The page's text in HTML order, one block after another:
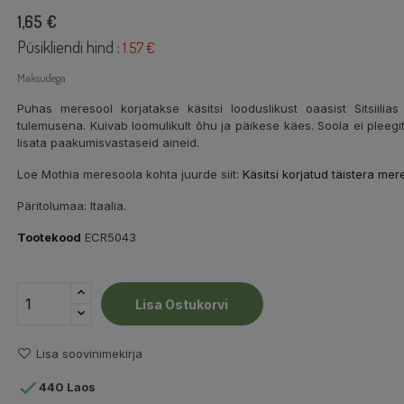
1,65 €
Püsikliendi hind : 1.57 €
Maksudega
Puhas meresool korjatakse käsitsi looduslikust oaasist
tulemusena. Kuivab loomulikult õhu ja päikese käes. Soola ei
lisata paakumisvastaseid aineid.
Loe Mothia meresoola kohta juurde siit: Käsitsi korjatud täistera
Päritolumaa: Itaalia.
Tootekood ECR5043
Lisa Ostukorvi
Lisa soovinimekirja
440 Laos